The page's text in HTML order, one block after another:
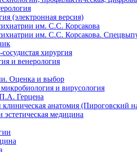
(электронная версия)
им. С.С. Корсакова
им. С.С. Корсакова.
хирургия
и венерология
Оценка и выбор
и вирусология
Герцена
клиническая анатомия (Пироговский
эстетическая медицина